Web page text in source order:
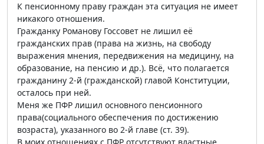
К пенсионному праву граждан эта ситуация не имеет
никакого отношения.
Гражданку Романову Госсовет не лишил её
гражданских прав (права на жизнь, на свободу
выражения мнения, передвижения на медицину, на
образование, на пенсию и др.). Всё, что полагается
гражданину 2-й (гражданской) главой Конституции,
осталось при ней.
Меня же ПФР лишил основного пенсионного
права(социального обеспечения по достижению
возраста), указанного во 2-й главе (ст. 39).